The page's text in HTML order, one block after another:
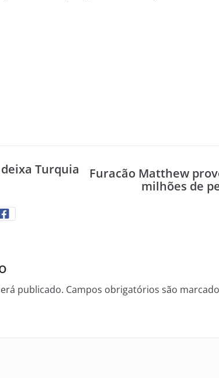
Turquia
Furacão Matthew
milhões de
publicado. Campos obrigatórios são